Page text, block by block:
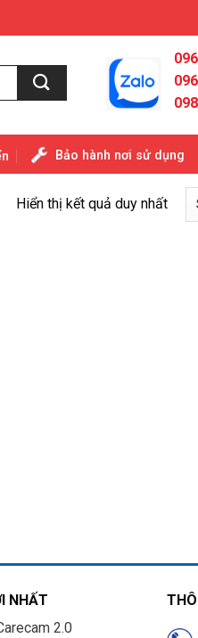
Bảo hành nơi sử dụng
Hiển thị kết quả duy nhất
NHẤT
2.0